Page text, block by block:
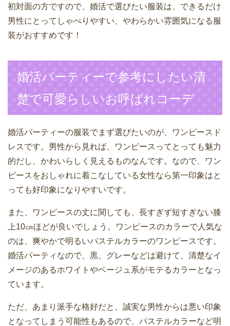
初対面の方ですので、婚活で選びたい服装は、できるだけ
男性にとってしゃべりやすい、やわらかい雰囲気になる服
装がおすすめです！
婚活パーティーで参考にしたい清
楚で可愛らしいお呼ばれコーデ
婚活パーティーの服装でまず選びたいのが、ワンピースド
レスです。男性から見れば、ワンピースってとっても魅力
的だし、かわいらしく見えるものなんです。なので、ワン
ピースをおしゃれに着こなしている女性なら第一印象はと
っても好印象になりやすいです。
また、ワンピースの丈に関しても、長すぎず短すぎない膝
上10㎝ほどが良いでしょう。ワンピースのカラーで人気な
のは、爽やかで明るいパステルカラーのワンピースです。
婚活パーティなので、黒、グレーなどは避けて、清楚なイ
メージのあるホワイトやベージュ系がモテるカラーとなっ
ています。
ただ、あまり派手な格好だと、誠実な男性からは悪い印象
となってしまう可能性もあるので、パステルカラーなど明